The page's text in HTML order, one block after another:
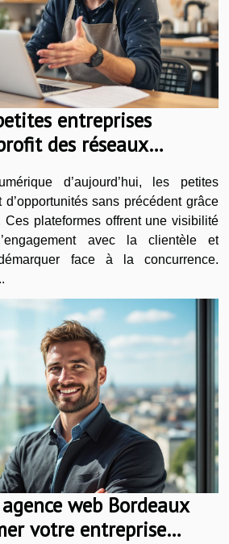
entreprises
des réseaux
d’aujourd’hui, les petites
sans précédent grâce
Ces plateformes offrent une visibilité
avec la clientèle et
face à la concurrence.
web Bordeaux
votre entreprise